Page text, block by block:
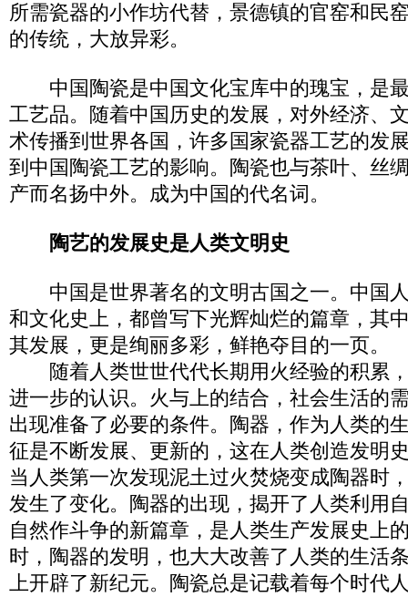
所需瓷器的小作坊代替，景德镇的官窑和民
的传统，大放异彩。
中国陶瓷是中国文化宝库中的瑰宝，是
工艺品。随着中国历史的发展，对外经济、
术传播到世界各国，许多国家瓷器工艺的发
到中国陶瓷工艺的影响。陶瓷也与茶叶、丝
产而名扬中外。成为中国的代名词。
陶艺的发展史是人类文明史
中国是世界著名的文明古国之一。中国
和文化史上，都曾写下光辉灿烂的篇章，其
其发展，更是绚丽多彩，鲜艳夺目的一页。
随着人类世世代代长期用火经验的积累
进一步的认识。火与上的结合，社会生活的
出现准备了必要的条件。陶器，作为人类的
征是不断发展、更新的，这在人类创造发明
当人类第一次发现泥土过火焚烧变成陶器时
发生了变化。陶器的出现，揭开了人类利用
自然作斗争的新篇章，是人类生产发展史上
时，陶器的发明，也大大改善了人类的生活
上开辟了新纪元。陶瓷总是记载着每个时代